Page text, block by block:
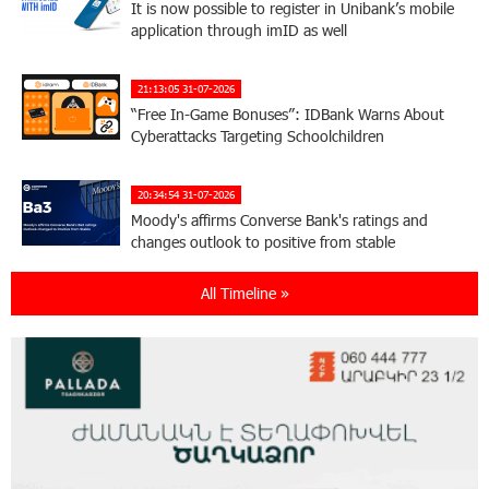
It is now possible to register in Unibank’s mobile
application through imID as well
21:13:05 31-07-2026
“Free In-Game Bonuses”: IDBank Warns About
Cyberattacks Targeting Schoolchildren
20:34:54 31-07-2026
Moody's affirms Converse Bank's ratings and
changes outlook to positive from stable
18:11:09 31-07-2026
Virtuosos" Scholarship Recipients Embark on
Educational Trips to Prestigious Music Academies
16:54:53 30-07-2026
Rate.Trading Platform at Seaside Startup
All Timeline »